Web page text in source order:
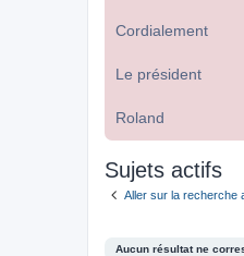
Cordialement
Le président
Roland
Sujets actifs
Aller sur la recherche
Aucun résultat ne